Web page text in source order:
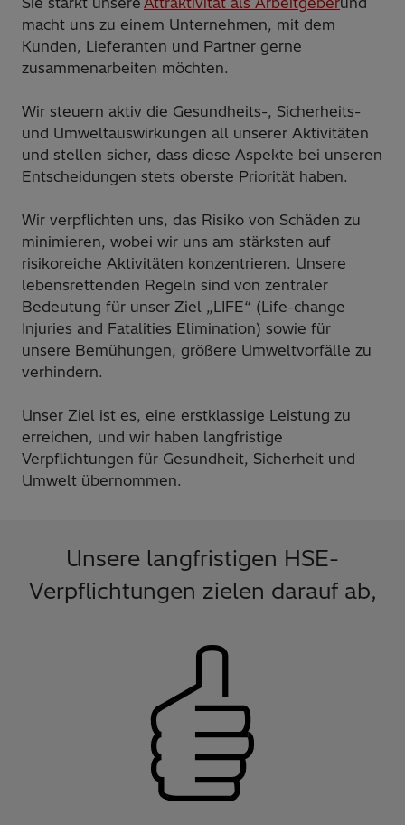
macht uns zu einem Unternehmen, mit dem
Kunden, Lieferanten und Partner gerne
zusammenarbeiten möchten.
Wir steuern aktiv die Gesundheits-, Sicherheits-
und Umweltauswirkungen all unserer Aktivitäten
und stellen sicher, dass diese Aspekte bei unseren
Entscheidungen stets oberste Priorität haben.
Wir verpflichten uns, das Risiko von Schäden zu
minimieren, wobei wir uns am stärksten auf
risikoreiche Aktivitäten konzentrieren. Unsere
lebensrettenden Regeln sind von zentraler
Bedeutung für unser Ziel „LIFE“ (Life-change
Injuries and Fatalities Elimination) sowie für
unsere Bemühungen, größere Umweltvorfälle zu
verhindern.
Unser Ziel ist es, eine erstklassige Leistung zu
erreichen, und wir haben langfristige
Verpflichtungen für Gesundheit, Sicherheit und
Umwelt übernommen.
Unsere langfristigen HSE-
Verpflichtungen zielen darauf ab,